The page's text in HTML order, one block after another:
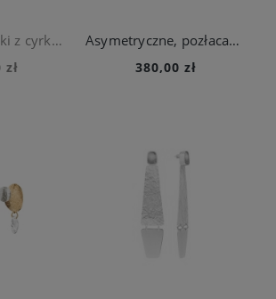
Srebrne kolczyki z cyrkonią Asymetryczne, pozłacane kolczyki z kolekcji Rundo
380,00 zł